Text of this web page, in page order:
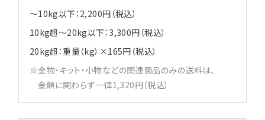
～10kg以下：2,200円（税込）
10kg超～20kg以下：3,300円（税込）
20kg超：重量（kg）×165円（税込）
金物・キット・小物などの関連商品のみの送料は、
金額に関わらず一律1,320円（税込）